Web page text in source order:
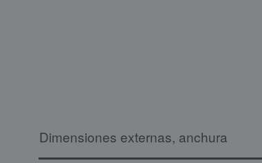
Dimensiones externas, anchura